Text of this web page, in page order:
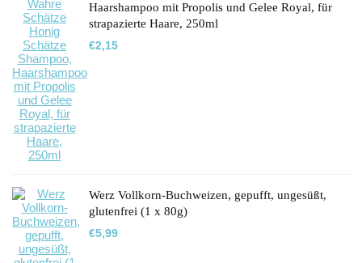
Haarshampoo mit Propolis und Gelee Royal, für
strapazierte Haare, 250ml
€2,15
Werz Vollkorn-Buchweizen, gepufft, ungesüßt,
glutenfrei (1 x 80g)
€5,99